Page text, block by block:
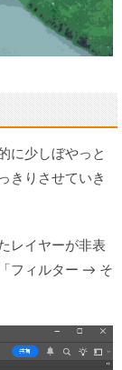
に少しぼやっと
きりさせていき
レイヤーが非表
フィルター → そ